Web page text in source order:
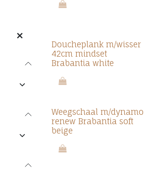
Doucheplank m/wisser
42cm mindset
Brabantia white
Weegschaal m/dynamo
renew Brabantia soft
beige